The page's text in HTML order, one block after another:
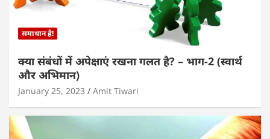
समाधान है!
क्या संबंधों में अपेक्षाएं रखना गलत है? – भाग-2 (स्वार्थ
और अभिमान)
January 25, 2023 Amit Tiwari